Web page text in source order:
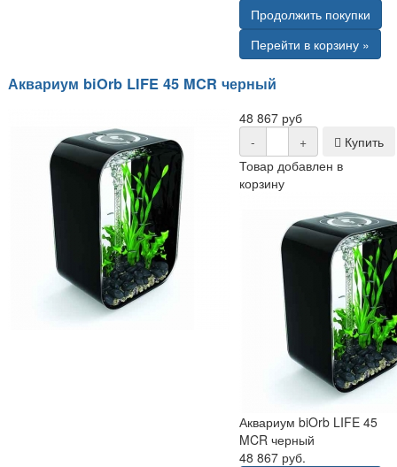
Продолжить покупки
Перейти в корзину »
Аквариум biOrb LIFE 45 MCR черный
48 867 руб
-
+
Купить
Товар добавлен в
корзину
Аквариум biOrb LIFE 45
MCR черный
48 867 руб.